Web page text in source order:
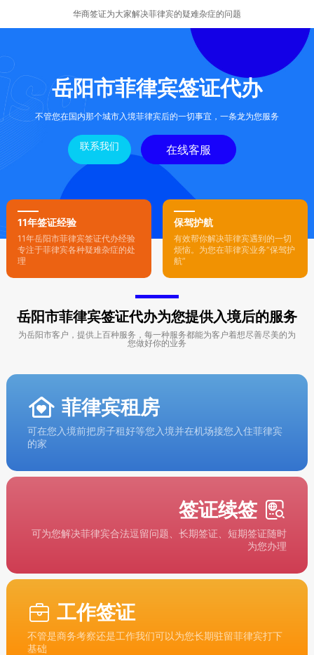
华商签证为大家解决菲律宾的疑难杂症的问题
岳阳市菲律宾签证代办
不管您在国内那个城市入境菲律宾后的一切事宜，一条龙为您服务
联系我们 在线客服
11年签证经验
11年岳阳市菲律宾签证代办经验
专注于菲律宾各种疑难杂症的处
理
保驾护航
有效帮你解决菲律宾遇到的一切
烦恼。为您在菲律宾业务“保驾护
航”
岳阳市菲律宾签证代办为您提供入境后的服务
为岳阳市客户，提供上百种服务，每一种服务都能为客户着想尽善尽美的为
您做好你的业务
菲律宾租房
可在您入境前把房子租好等您入境并在机场接您入住菲律宾
的家
签证续签
可为您解决菲律宾合法逗留问题、长期签证、短期签证随时
为您办理
工作签证
不管是商务考察还是工作我们可以为您长期驻留菲律宾打下
基础